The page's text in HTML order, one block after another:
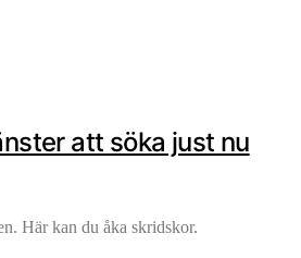
att söka just nu